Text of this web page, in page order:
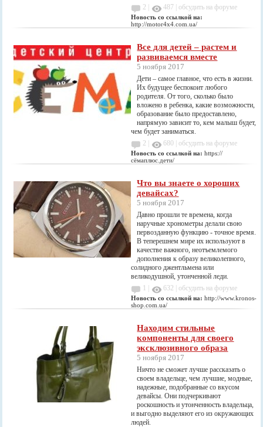
2 |
487 |обсудить на форуме
Новость со ссылкой на:
http://motor4x4.com.ua/
Все для детей – растем и
развиваемся вместе
5 ноября 2017
Дети – самое главное, что есть в жизни.
Их будущее беспокоит любого
родителя. От того, сколько было
вложено в ребенка, какие возможности,
образование было предоставлено,
напрямую зависит то, кем малыш будет,
чем будет заниматься.
2 |
680 |обсудить на форуме
Новость со ссылкой на:https://
сёмаплюс.дети/
Что вы знаете о хороших
девайсах?
5 ноября 2017
Давно прошли те времена, когда
наручные хронометры делали свою
первозданную функцию - точное время.
В теперешнем мире их используют в
качестве важного, неотъемлемого
дополнения к образу великолепного,
солидного джентльмена или
великодушной, утонченной леди.
1 |
632 |обсудить на форуме
Новость со ссылкой на:http://www.kronos-
shop.com.ua/
Находим стильные
компоненты для своего
эксклюзивного образа
5 ноября 2017
Ничто не сможет лучше рассказать о
своем владельце, чем лучшие, модные,
надежные, подобранные со вкусом
девайсы. Они подчеркивают
роскошность и утонченность владельца,
и выгодно выделяют его из окружающих
людей.